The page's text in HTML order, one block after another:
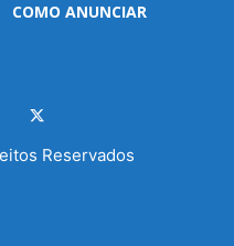
COMO ANUNCIAR
Reservados